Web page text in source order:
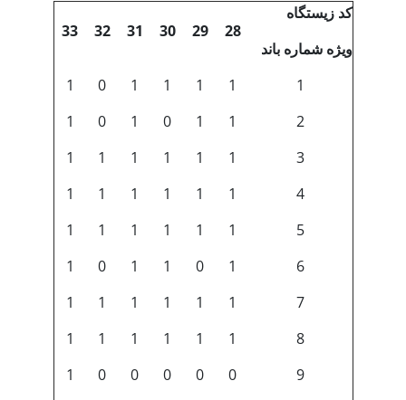
کد زیستگاه
ویژه شماره باند
28
29
30
31
32
33
1
1
1
1
1
0
1
2
1
1
0
1
0
1
3
1
1
1
1
1
1
4
1
1
1
1
1
1
5
1
1
1
1
1
1
6
1
0
1
1
0
1
7
1
1
1
1
1
1
8
1
1
1
1
1
1
9
0
0
0
0
0
1